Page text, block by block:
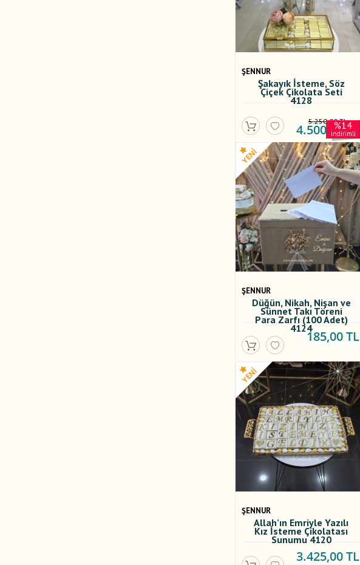
ŞENNUR
Şakayık İsteme, Söz
Çiçek Çikolata Seti
4128
5.250,00 TL
4.500,00 TL
%14
indirimli
ŞENNUR
Düğün, Nikah, Nişan ve
Sünnet Takı Töreni
Para Zarfı (100 Adet)
4124185,00 TL
ŞENNUR
Allah’ın Emriyle Yazılı
Kız İsteme Çikolatası
Sunumu 4120
3.425,00 TL